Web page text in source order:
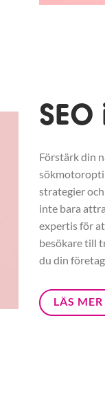
Förstärk din
strategier
inte bara
expertis för
besökare till
du din
LÄS